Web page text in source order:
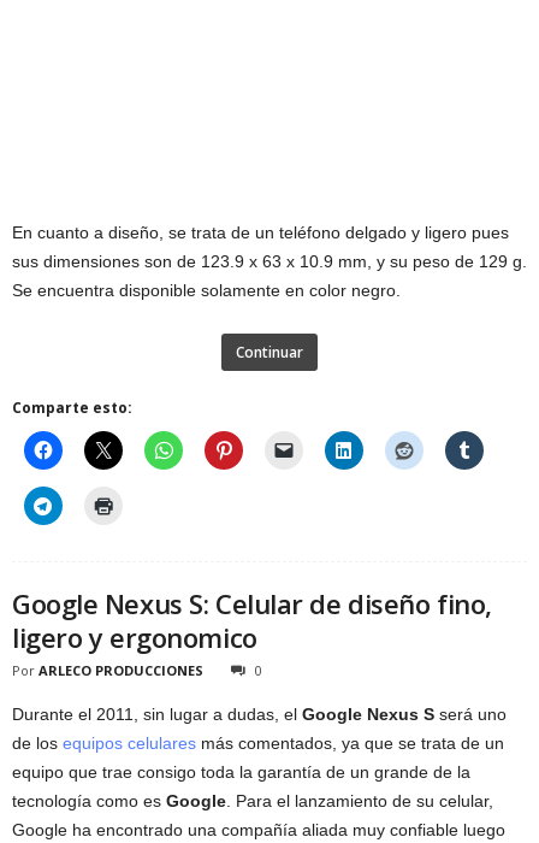
En cuanto a diseño, se trata de un teléfono delgado y ligero pues
sus dimensiones son de 123.9 x 63 x 10.9 mm, y su peso de 129 g.
Se encuentra disponible solamente en color negro.
Continuar
Comparte esto:
Google Nexus S: Celular de diseño fino,
ligero y ergonomico
Por ARLECO PRODUCCIONES 0
Durante el 2011, sin lugar a dudas, el Google Nexus S será uno
de los equipos celulares más comentados, ya que se trata de un
equipo que trae consigo toda la garantía de un grande de la
tecnología como es Google . Para el lanzamiento de su celular,
Google ha encontrado una compañía aliada muy confiable luego